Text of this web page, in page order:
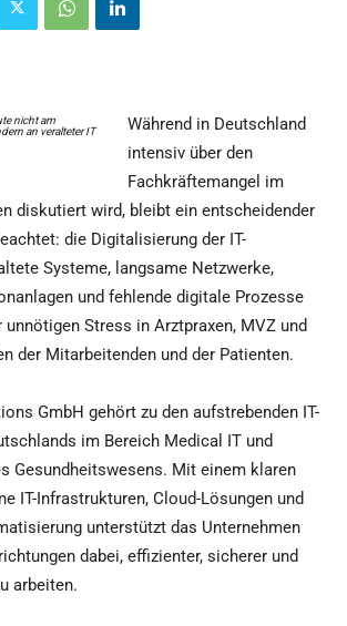
Während in Deutschland
intensiv über den
Fachkräftemangel im
diskutiert wird, bleibt ein entscheidender
die Digitalisierung der IT-
Systeme, langsame Netzwerke,
und fehlende digitale Prozesse
Stress in Arztpraxen, MVZ und
der Mitarbeitenden und der Patienten.
GmbH gehört zu den aufstrebenden IT-
im Bereich Medical IT und
Gesundheitswesens. Mit einem klaren
IT-Infrastrukturen, Cloud-Lösungen und
unterstützt das Unternehmen
dabei, effizienter, sicherer und
arbeiten.